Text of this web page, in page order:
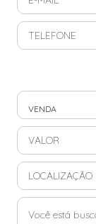
VENDA